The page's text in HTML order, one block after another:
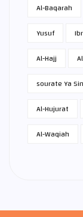
Al-Baqarah
Yusuf
Al-Hajj
sourate Ya Sin
Al-Hujurat
Al-Waqiah